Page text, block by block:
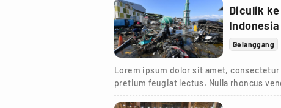
Diculik
Indonesia
Gelanggang
Lorem ipsum dolor sit amet,
pretium feugiat lectus. Nulla rhoncus